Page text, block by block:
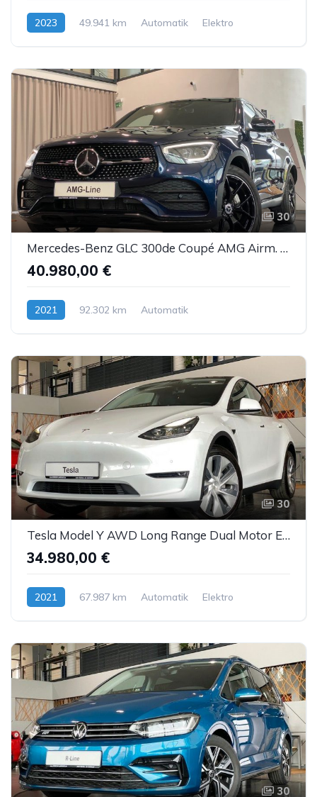
2023 49.941 km Automatik Elektro
30
Mercedes-Benz GLC 300de Coupé AMG Airm. Burm. Sbel HUD DTR AHK
40.980,00 €
2021 92.302 km
Automatik
30
Tesla Model Y AWD Long Range Dual Motor Enh.Autopilot
34.980,00 €
2021 67.987 km Automatik Elektro
30